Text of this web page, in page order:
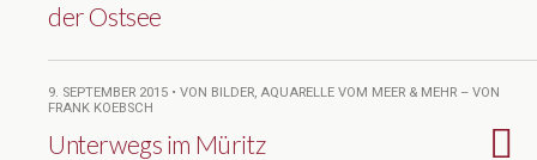
der Ostsee
9. SEPTEMBER 2015 • VON BILDER, AQUARELLE VOM MEER & MEHR – VON
FRANK KOEBSCH
Unterwegs im Müritz